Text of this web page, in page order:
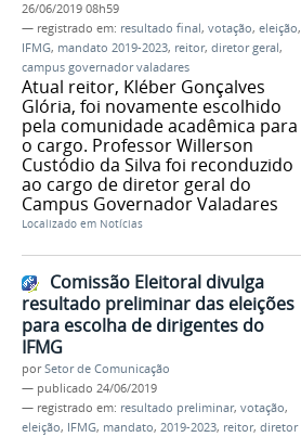
26/06/2019 08h59
— registrado em: resultado final, votação, eleição,
IFMG, mandato 2019-2023, reitor, diretor geral,
campus governador valadares
Atual reitor, Kléber Gonçalves
Glória, foi novamente escolhido
pela comunidade acadêmica para
o cargo. Professor Willerson
Custódio da Silva foi reconduzido
ao cargo de diretor geral do
Campus Governador Valadares
Localizado em Notícias
Comissão Eleitoral divulga
resultado preliminar das eleições
para escolha de dirigentes do
IFMG
porSetor de Comunicação
— publicado 24/06/2019
— registrado em: resultado preliminar, votação,
eleição, IFMG, mandato, 2019-2023, reitor, diretor